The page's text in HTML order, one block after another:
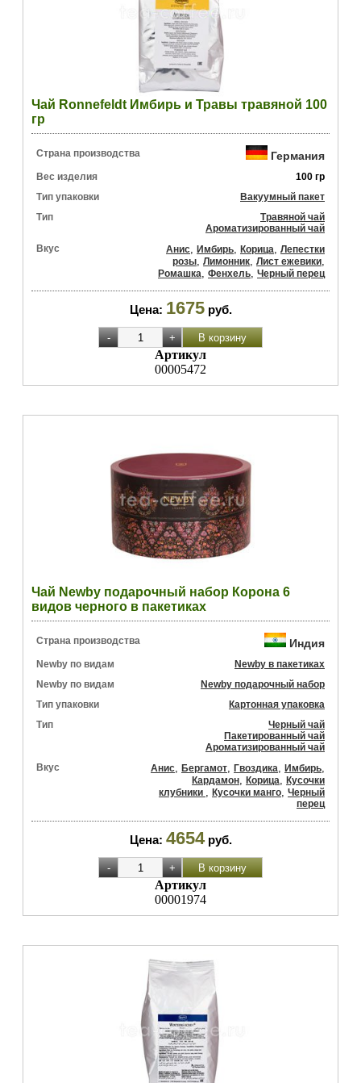
Чай Ronnefeldt Имбирь и Травы травяной 100
гр
Страна производства Германия
Вес изделия
100 гр
Тип упаковки
Вакуумный пакет
Тип
Травяной чай
Ароматизированный чай
Вкус
Анис, Имбирь, Корица, Лепестки
розы, Лимонник, Лист ежевики,
Ромашка, Фенхель, Черный перец
Цена: 1675 руб.
Артикул
00005472
Чай Newby подарочный набор Корона 6
видов черного в пакетиках
Страна производства Индия
Newby по видам
Newby в пакетиках
Newby по видам
Newby подарочный набор
Тип упаковки
Картонная упаковка
Тип
Черный чай
Пакетированный чай
Ароматизированный чай
Вкус
Анис, Бергамот, Гвоздика, Имбирь,
Кардамон, Корица, Кусочки
клубники , Кусочки манго, Черный
перец
Цена: 4654 руб.
Артикул
00001974